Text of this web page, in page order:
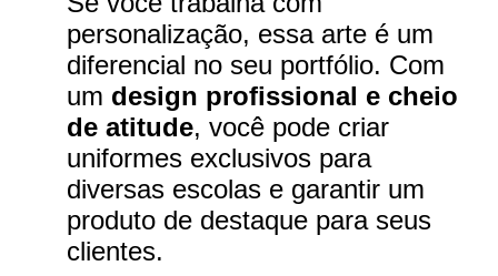
personalização, essa arte é um
diferencial no seu portfólio. Com
um design profissional e cheio
de atitude, você pode criar
uniformes exclusivos para
diversas escolas e garantir um
produto de destaque para seus
clientes.